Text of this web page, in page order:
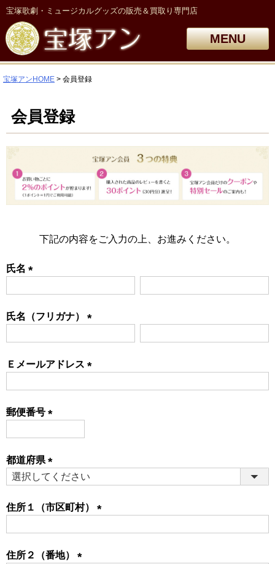
宝塚歌劇・ミュージカルグッズの販売＆買取り専門店
MENU
宝塚アンHOME 会員登録
会員登録
下記の内容をご入力の上、お進みください。
氏名
氏名（フリガナ）
Ｅメールアドレス
郵便番号
都道府県
(必
住所１（市区町村）
住所２（番地）